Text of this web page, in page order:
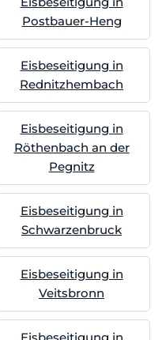
Postbauer-Heng
Eisbeseitigung in
Rednitzhembach
Eisbeseitigung in
Röthenbach an der
Pegnitz
Eisbeseitigung in
Schwarzenbruck
Eisbeseitigung in
Veitsbronn